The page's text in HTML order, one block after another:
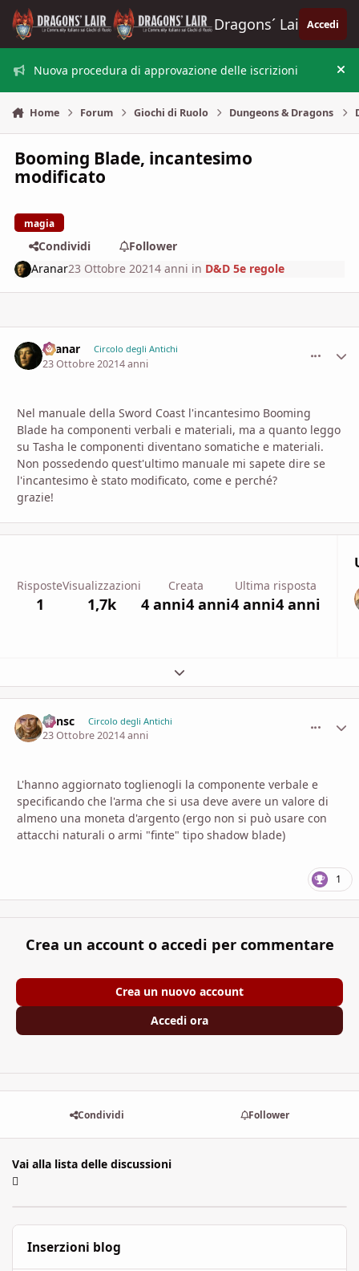
Vai al contenuto
Dragons´ Lair Accedi
Nuova procedura di approvazione delle iscrizioni
Home Forum Giochi di Ruolo Dungeons & Dragons
Booming Blade, incantesimo
modificato
magia
Condividi
Follower
Aranar23 Ottobre 20214 anni in D&D 5e regole
Aranar Circolo degli Antichi
23 Ottobre 20214 anni
Nel manuale della Sword Coast l'incantesimo Booming
Blade ha componenti verbali e materiali, ma a quanto leggo
su Tasha le componenti diventano somatiche e materiali.
Non possedendo quest'ultimo manuale mi sapete dire se
l'incantesimo è stato modificato, come e perché?
grazie!
Risposte
1
Visualizzazioni
1,7k
Creata
4 anni4 anni
Ultima risposta
4 anni4 anni
Espandi panoramica del topic
Minsc Circolo degli Antichi
23 Ottobre 20214 anni
L'hanno aggiornato toglienogli la componente verbale e
specificando che l'arma che si usa deve avere un valore di
almeno una moneta d'argento (ergo non si può usare con
attacchi naturali o armi "finte" tipo shadow blade)
1
Crea un account o accedi per commentare
Crea un nuovo account
Accedi ora
Condividi Follower
Vai alla lista delle discussioni
Inserzioni blog